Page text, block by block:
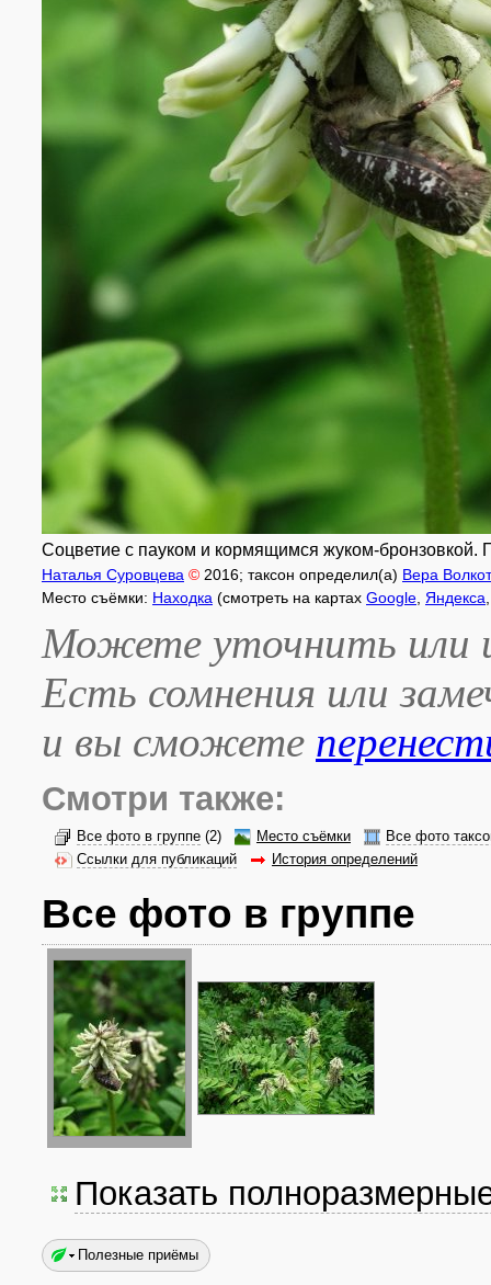
Соцветие с пауком и кормящимся жуком-бронзовкой.
Наталья Суровцева © 2016; таксон определил(а) Вера
Место съёмки: Находка (смотреть на картах Google Яндекса
Можете уточнить или
Есть сомнения или
и вы сможете
Смотри также:
Все фото в группе (2) Место съёмки
Все фото
Ссылки для публикаций
История определений
Все фото в группе
Показать
Полезные приёмы